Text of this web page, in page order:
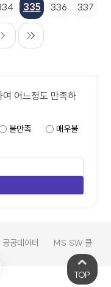
335 336 337
어느정도 만족하
불만족
매우불
공공데이터
MS SW 클
라우드 서비
TOP